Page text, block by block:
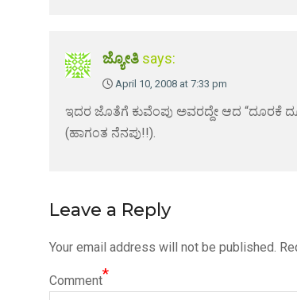
ಜ್ಯೋತಿ says:
April 10, 2008 at 7:33 pm
ಇದರ ಜೊತೆಗೆ ಕುವೆಂಪು ಅವರದ್ದೇ ಆದ “ದೂರಕೆ
(ಹಾಗಂತ ನೆನಪು!!).
Leave a Reply
Your email address will not be published.
Comment*